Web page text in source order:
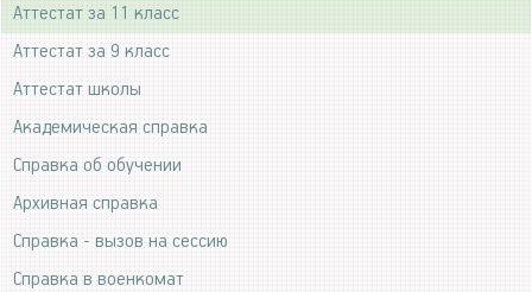
Аттестат за 11 класс
Аттестат за 9 класс
Аттестат школы
Академическая справка
Справка об обучении
Архивная справка
Справка - вызов на сессию
Справка в военкомат